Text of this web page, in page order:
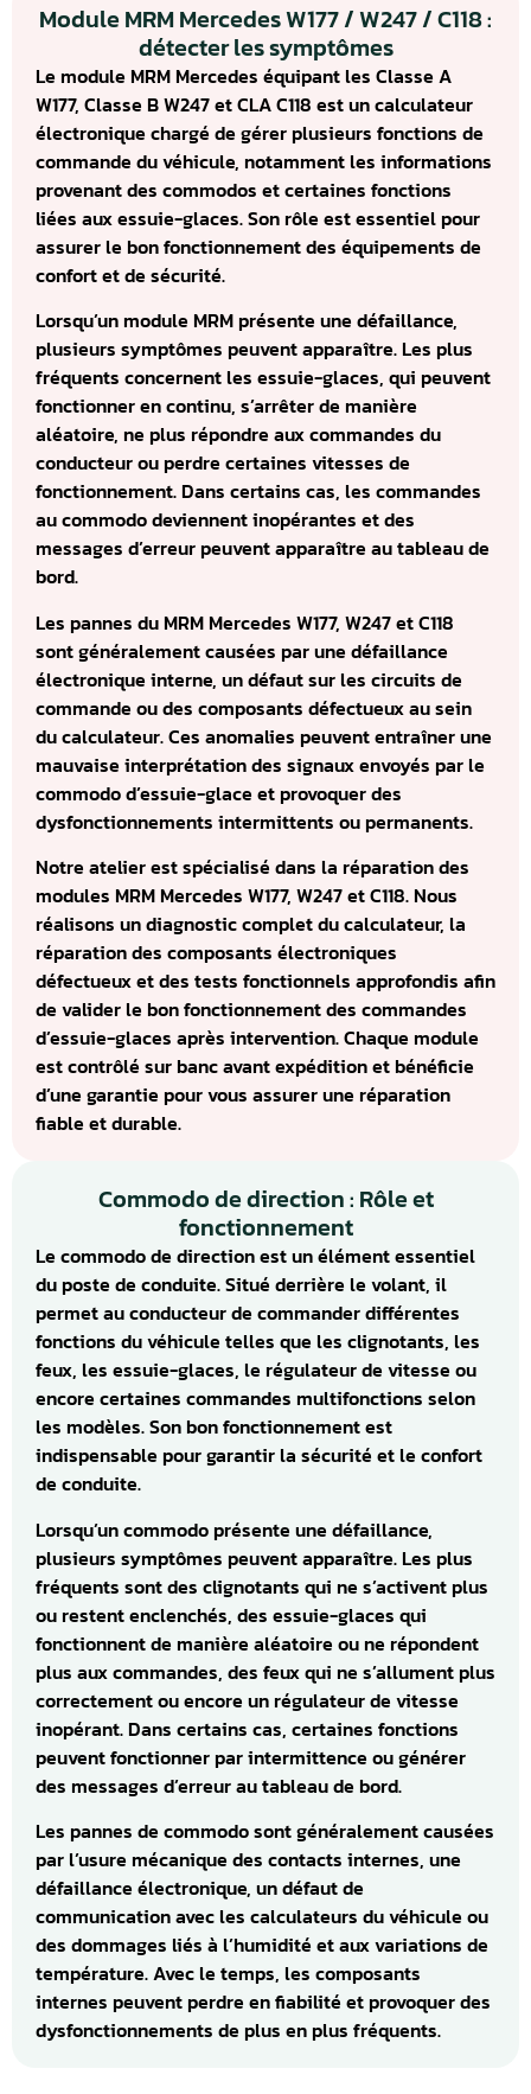
Module MRM Mercedes W177 / W247 / C118 :
détecter les symptômes
Le module MRM Mercedes équipant les Classe A
W177, Classe B W247 et CLA C118 est un calculateur
électronique chargé de gérer plusieurs fonctions de
commande du véhicule, notamment les informations
provenant des commodos et certaines fonctions
liées aux essuie-glaces. Son rôle est essentiel pour
assurer le bon fonctionnement des équipements de
confort et de sécurité.
Lorsqu’un module MRM présente une défaillance,
plusieurs symptômes peuvent apparaître. Les plus
fréquents concernent les essuie-glaces, qui peuvent
fonctionner en continu, s’arrêter de manière
aléatoire, ne plus répondre aux commandes du
conducteur ou perdre certaines vitesses de
fonctionnement. Dans certains cas, les commandes
au commodo deviennent inopérantes et des
messages d’erreur peuvent apparaître au tableau de
bord.
Les pannes du MRM Mercedes W177, W247 et C118
sont généralement causées par une défaillance
électronique interne, un défaut sur les circuits de
commande ou des composants défectueux au sein
du calculateur. Ces anomalies peuvent entraîner une
mauvaise interprétation des signaux envoyés par le
commodo d’essuie-glace et provoquer des
dysfonctionnements intermittents ou permanents.
Notre atelier est spécialisé dans la réparation des
modules MRM Mercedes W177, W247 et C118. Nous
réalisons un diagnostic complet du calculateur, la
réparation des composants électroniques
défectueux et des tests fonctionnels approfondis afin
de valider le bon fonctionnement des commandes
d’essuie-glaces après intervention. Chaque module
est contrôlé sur banc avant expédition et bénéficie
d’une garantie pour vous assurer une réparation
fiable et durable.
Commodo de direction : Rôle et
fonctionnement
Le commodo de direction est un élément essentiel
du poste de conduite. Situé derrière le volant, il
permet au conducteur de commander différentes
fonctions du véhicule telles que les clignotants, les
feux, les essuie-glaces, le régulateur de vitesse ou
encore certaines commandes multifonctions selon
les modèles. Son bon fonctionnement est
indispensable pour garantir la sécurité et le confort
de conduite.
Lorsqu’un commodo présente une défaillance,
plusieurs symptômes peuvent apparaître. Les plus
fréquents sont des clignotants qui ne s’activent plus
ou restent enclenchés, des essuie-glaces qui
fonctionnent de manière aléatoire ou ne répondent
plus aux commandes, des feux qui ne s’allument plus
correctement ou encore un régulateur de vitesse
inopérant. Dans certains cas, certaines fonctions
peuvent fonctionner par intermittence ou générer
des messages d’erreur au tableau de bord.
Les pannes de commodo sont généralement causées
par l’usure mécanique des contacts internes, une
défaillance électronique, un défaut de
communication avec les calculateurs du véhicule ou
des dommages liés à l’humidité et aux variations de
température. Avec le temps, les composants
internes peuvent perdre en fiabilité et provoquer des
dysfonctionnements de plus en plus fréquents.